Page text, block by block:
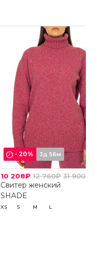
-20% 3д 56м
10 208₽ 12 760₽ 31 900₽
Свитер женский
SHADE
XS S M L